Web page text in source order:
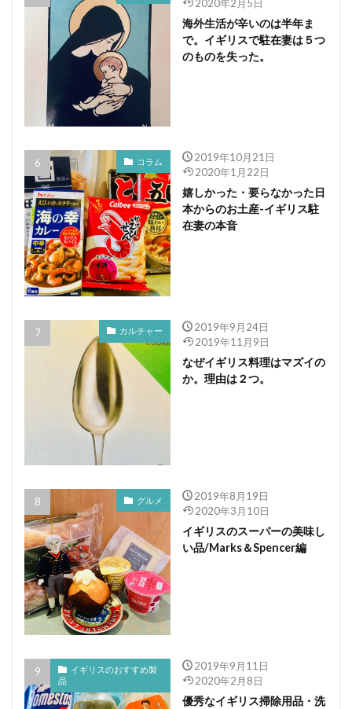
2020年2月5日
海外生活が辛いのは半年ま
で。イギリスで駐在妻は５つ
のものを失った。
コラム
2019年10月21日
2020年1月22日
嬉しかった・要らなかった日
本からのお土産-イギリス駐
在妻の本音
カルチャー
2019年9月24日
2019年11月9日
なぜイギリス料理はマズイの
か。理由は２つ。
グルメ
2019年8月19日
2020年3月10日
イギリスのスーパーの美味し
い品/Marks＆Spencer編
イギリスのおすすめ製
品
2019年9月11日
2020年2月8日
優秀なイギリス掃除用品・洗